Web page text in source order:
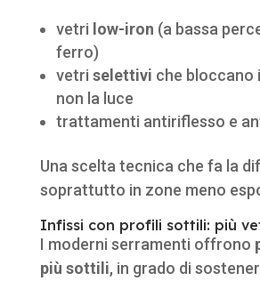
vetri low-iron (a bassa
ferro)
vetri selettivi che bloccano
non la luce
trattamenti antiriflesso e
Una scelta tecnica che fa la
soprattutto in zone meno
Infissi con profili sottili: più
I moderni serramenti offrono
più sottili, in grado di